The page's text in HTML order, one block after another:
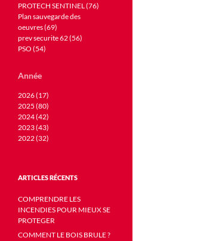
PROTECH SENTINEL (76)
Plan sauvegarde des
oeuvres (69)
prev securite 62 (56)
PSO (54)
Année
2026 (17)
2025 (80)
2024 (42)
2023 (43)
2022 (32)
ARTICLES RÉCENTS
COMPRENDRE LES
INCENDIES POUR MIEUX SE
PROTEGER
COMMENT LE BOIS BRULE ?